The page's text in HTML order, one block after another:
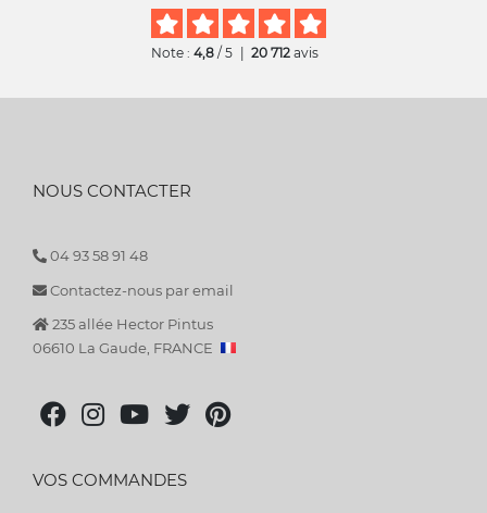
Note : 4,8 / 5 20 712 avis
NOUS CONTACTER
04 93 58 91 48
Contactez-nous par email
235 allée Hector Pintus
06610 La Gaude, FRANCE
VOS COMMANDES